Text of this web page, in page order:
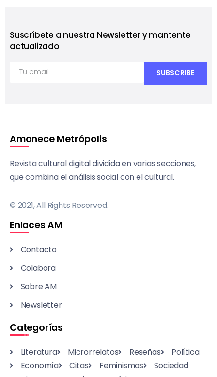
Suscríbete a nuestra Newsletter y mantente
actualizado
Amanece Metrópolis
Revista cultural digital dividida en varias secciones,
que combina el análisis social con el cultural.
© 2021, All Rights Reserved.
Enlaces AM
Contacto
Colabora
Sobre AM
Newsletter
Categorías
Literatura Microrrelatos Reseñas
Política
Economía
Citas Feminismos
Sociedad